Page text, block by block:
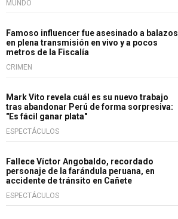
MUNDO
Famoso influencer fue asesinado a balazos
en plena transmisión en vivo y a pocos
metros de la Fiscalía
CRIMEN
Mark Vito revela cuál es su nuevo trabajo
tras abandonar Perú de forma sorpresiva:
"Es fácil ganar plata"
ESPECTÁCULOS
Fallece Víctor Angobaldo, recordado
personaje de la farándula peruana, en
accidente de tránsito en Cañete
ESPECTÁCULOS